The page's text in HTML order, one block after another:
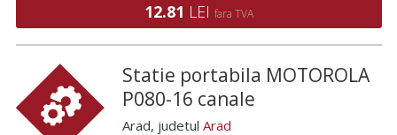
12.81 LEI fara TVA
Statie portabila MOTOROLA
P080-16 canale
Arad, judetul Arad